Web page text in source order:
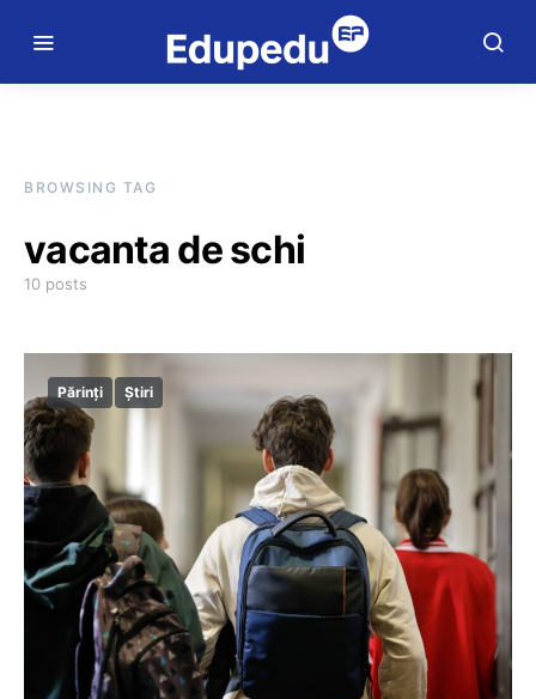
BROWSING TAG
vacanta de schi
10 posts
Părinți Știri